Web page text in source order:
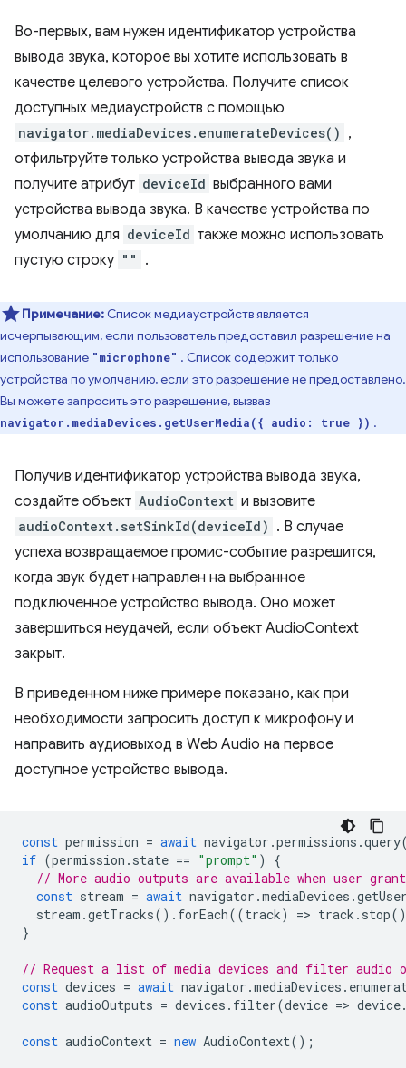
Во-первых, вам нужен идентификатор устройства
вывода звука, которое вы хотите использовать в
качестве целевого устройства. Получите список
доступных медиаустройств с помощью
navigator.mediaDevices.enumerateDevices() ,
отфильтруйте только устройства вывода звука и
получите атрибут deviceId выбранного вами
устройства вывода звука. В качестве устройства по
умолчанию для deviceId также можно использовать
пустую строку "" .
Примечание: Список медиаустройств является
исчерпывающим, если пользователь предоставил разрешение на
использование "microphone" . Список содержит только
устройства по умолчанию, если это разрешение не предоставлено.
Вы можете запросить это разрешение, вызвав
navigator.mediaDevices.getUserMedia({ audio: true }) .
Получив идентификатор устройства вывода звука,
создайте объект AudioContext и вызовите
audioContext.setSinkId(deviceId) . В случае
успеха возвращаемое промис-событие разрешится,
когда звук будет направлен на выбранное
подключенное устройство вывода. Оно может
завершиться неудачей, если объект AudioContext
закрыт.
В приведенном ниже примере показано, как при
необходимости запросить доступ к микрофону и
направить аудиовыход в Web Audio на первое
доступное устройство вывода.
const permission = await navigator .permissions .query
if (permission . state == "prompt" )
{
// More audio outputs are available when user
const stream = await navigator .mediaDevices .
stream .getTracks(). forEach((track) => track . stop
}
// Request a list of media devices and filter audio
const devices = await navigator .mediaDevices .
const audioOutputs = devices . filter(device => device
const audioContext = new AudioContext();